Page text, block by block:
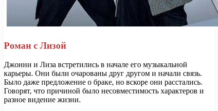
Роман с Лизой
Джонни и Лиза встретились в начале его музыкальной
карьеры. Они были очарованы друг другом и начали связь.
Было даже предложение о браке, но вскоре они расстались.
Говорят, что причиной было несовместимость характеров и
разное видение жизни.